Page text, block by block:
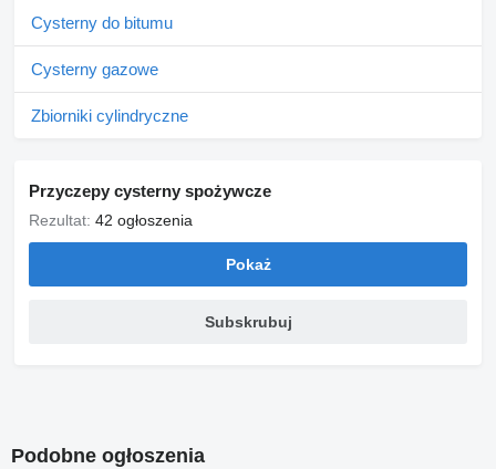
Cysterny do bitumu
Cysterny gazowe
Zbiorniki cylindryczne
Przyczepy cysterny spożywcze
Rezultat: 42 ogłoszenia
Pokaż
Subskrubuj
Podobne ogłoszenia